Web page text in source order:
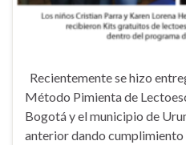
Recientemente se hizo
Método Pimienta de
Bogotá y el municipio de
anterior dando